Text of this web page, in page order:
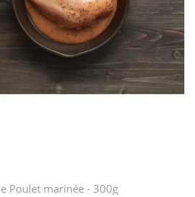
Poulet marinée - 300g